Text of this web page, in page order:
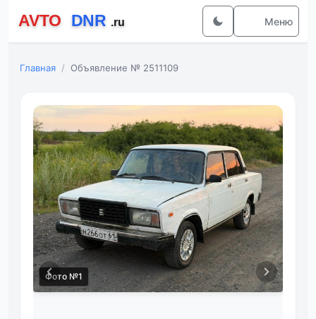
Меню
Главная Объявление № 2511109
Фото №1